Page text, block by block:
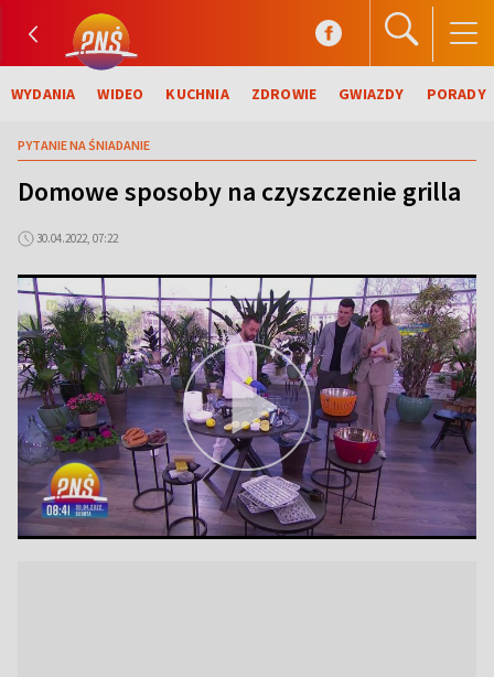
WYDANIA WIDEO KUCHNIA ZDROWIE GWIAZDY PORADY
PYTANIE NA ŚNIADANIE
Domowe sposoby na czyszczenie grilla
30.04.2022, 07:22